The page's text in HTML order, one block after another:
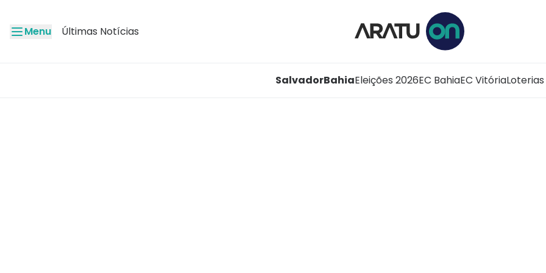
Menu Últimas Notícias
SalvadorBahiaEleições 2026EC BahiaEC VitóriaLoterias